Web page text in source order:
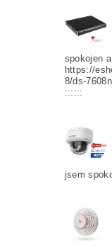
spokojen
https://
8/ds-
::::::
jsem